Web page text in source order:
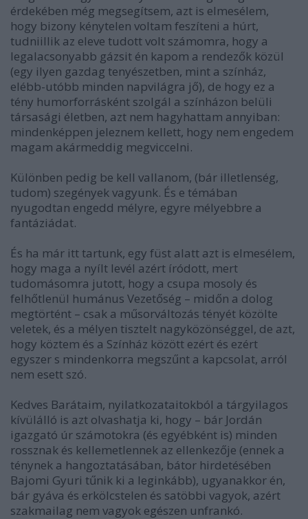
érdekében még megsegítsem, azt is elmesélem,
hogy bizony kénytelen voltam feszíteni a húrt,
tudniillik az eleve tudott volt számomra, hogy a
legalacsonyabb gázsit én kapom a rendezők közül
(egy ilyen gazdag tenyészetben, mint a színház,
elébb-utóbb minden napvilágra jő), de hogy ez a
tény humorforrásként szolgál a színházon belüli
társasági életben, azt nem hagyhattam annyiban:
mindenképpen jeleznem kellett, hogy nem engedem
magam akármeddig megviccelni.
Különben pedig be kell vallanom, (bár illetlenség,
tudom) szegények vagyunk. És e témában
nyugodtan engedd mélyre, egyre mélyebbre a
fantáziádat.
És ha már itt tartunk, egy füst alatt azt is elmesélem,
hogy maga a nyílt levél azért íródott, mert
tudomásomra jutott, hogy a csupa mosoly és
felhőtlenül humánus Vezetőség – midőn a dolog
megtörtént – csak a műsorváltozás tényét közölte
veletek, és a mélyen tisztelt nagyközönséggel, de azt,
hogy köztem és a Színház között ezért és ezért
egyszer s mindenkorra megszűnt a kapcsolat, arról
nem esett szó.
Kedves Barátaim, nyilatkozataitokból a tárgyilagos
kívülálló is azt olvashatja ki, hogy – bár Jordán
igazgató úr számotokra (és egyébként is) minden
rossznak és kellemetlennek az ellenkezője (ennek a
ténynek a hangoztatásában, bátor hirdetésében
Bajomi Gyuri tűnik ki a leginkább), ugyanakkor én,
bár gyáva és erkölcstelen és satöbbi vagyok, azért
szakmailag nem vagyok egészen unfrankó.